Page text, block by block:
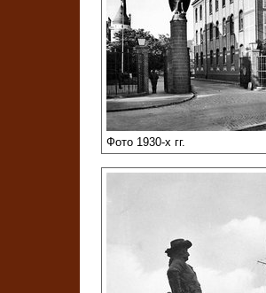
Фото 1930-х гг.